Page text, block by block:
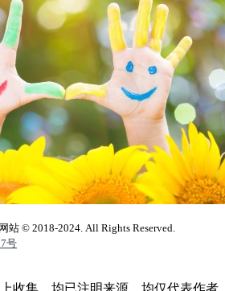
站 © 2018-2024. All Rights Reserved.
号
收集，均已注明来源，均仅代表作者